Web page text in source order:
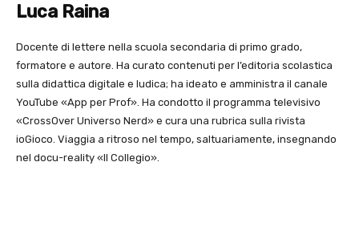
Luca Raina
Docente di lettere nella scuola secondaria di primo grado,
formatore e autore. Ha curato contenuti per l’editoria scolastica
sulla didattica digitale e ludica; ha ideato e amministra il canale
YouTube «App per Prof». Ha condotto il programma televisivo
«CrossOver Universo Nerd» e cura una rubrica sulla rivista
ioGioco. Viaggia a ritroso nel tempo, saltuariamente, insegnando
nel docu-reality «Il Collegio».